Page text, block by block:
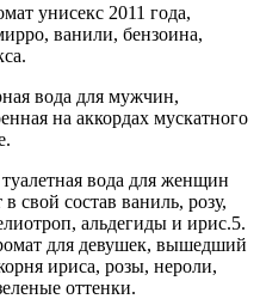
унисекс 2011 года,
ванили, бензоина,
вода для мужчин,
на аккордах мускатного
вода для женщин
свой состав ваниль, розу,
альдегиды и ирис.5.
для девушек, вышедший
ириса, розы, нероли,
оттенки.